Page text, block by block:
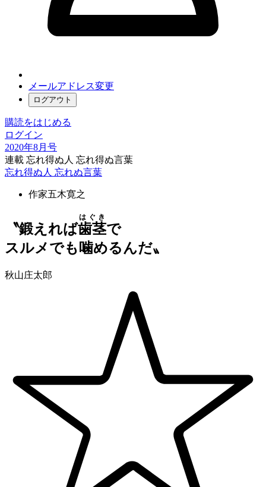
メールアドレス変更
ログアウト
購読をはじめる
ログイン
2020年8月号
連載 忘れ得ぬ人 忘れ得ぬ言葉
忘れ得ぬ人 忘れぬ言葉
作家五木寛之
〝鍛えれば歯茎
はぐき
で
スルメでも噛めるんだ〟
秋山庄太郎